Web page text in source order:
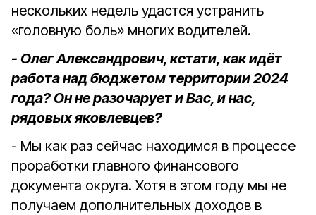
нескольких недель удастся устранить
«головную боль» многих водителей.
- Олег Александрович, кстати, как идёт
работа над бюджетом территории 2024
года? Он не разочарует и Вас, и нас,
рядовых яковлевцев?
- Мы как раз сейчас находимся в процессе
проработки главного финансового
документа округа. Хотя в этом году мы не
получаем дополнительных доходов в